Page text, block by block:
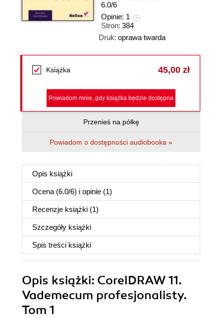
6.0/6
Opinie: 1
Stron: 384
Druk: oprawa twarda
Książka 45,00 zł
Powiadom mnie, gdy książka będzie dostępna
Przenieś na półkę
Powiadom o dostępności audiobooka »
Opis książki
Ocena (6.0/6) i opinie (1)
Recenzje książki (1)
Szczegóły książki
Spis treści książki
Opis książki: CorelDRAW 11.
Vademecum profesjonalisty.
Tom 1